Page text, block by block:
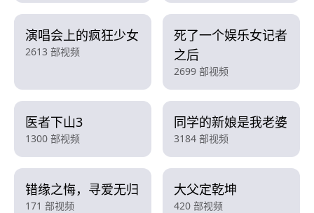
演唱会上的疯狂少女
2613 部视频
死了一个娱乐女记者
之后
2699 部视频
医者下山3
1300 部视频
同学的新娘是我老婆
3184 部视频
错缘之悔，寻爱无归
171 部视频
大父定乾坤
420 部视频